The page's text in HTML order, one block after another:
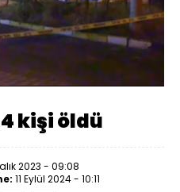
Yüklendi:
100.00%
Oynatma
Hızı
kişi öldü
2023 - 09:08
11 Eylül 2024 - 10:11